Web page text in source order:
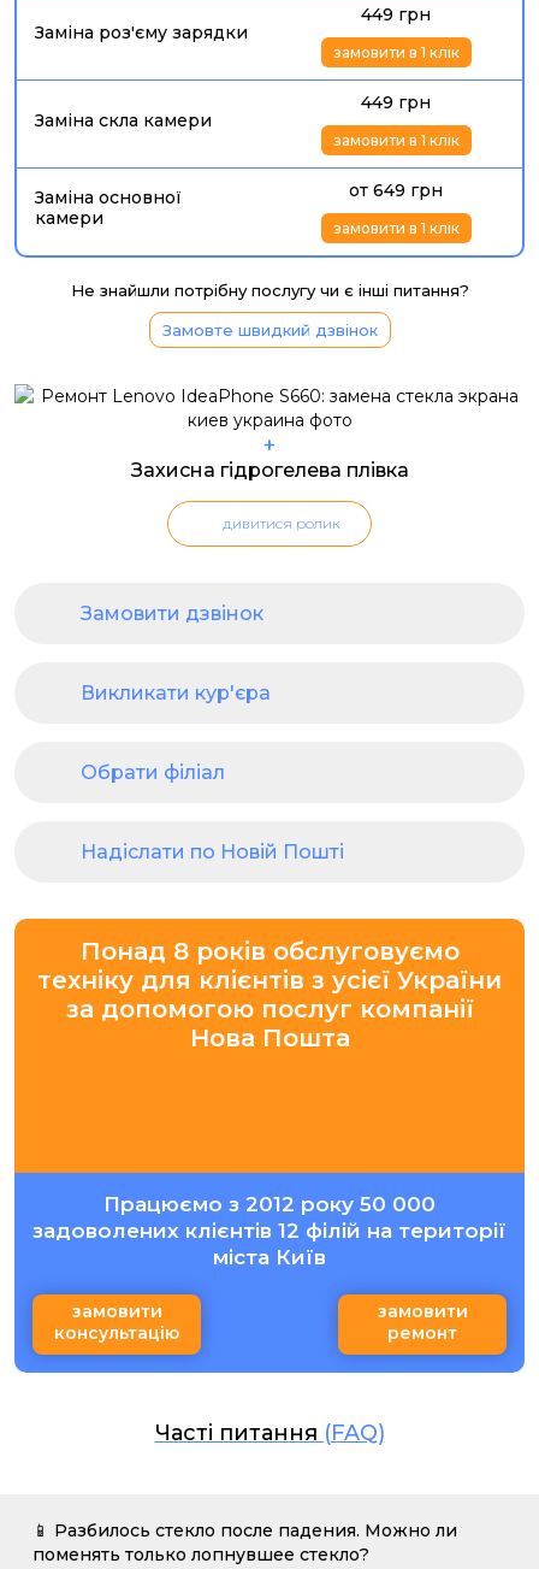
Заміна роз'єму зарядки
449 грн
замовити в 1 клік
Заміна скла камери
449 грн
замовити в 1 клік
Заміна основної
камери
от 649 грн
замовити в 1 клік
Не знайшли потрібну послугу чи є інші питання?
Замовте швидкий дзвінок
+
Захисна гідрогелева плівка
дивитися ролик
Замовити дзвінок
Викликати кур'єра
Обрати філіал
Надіслати по Новій Пошті
Понад 8 років обслуговуємо
техніку для клієнтів з усієї України
за допомогою послуг компанії
Нова Пошта
Працюємо з 2012 року 50 000
задоволених клієнтів 12 філій на території
міста Київ
замовити
консультацію
замовити
ремонт
Часті питання (FAQ)
📱 Разбилось стекло после падения. Можно ли
поменять только лопнувшее стекло?